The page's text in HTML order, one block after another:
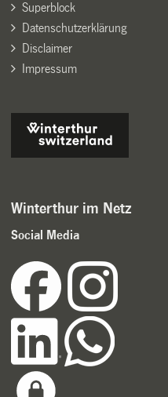
Superblock
Datenschutzerklärung
Disclaimer
Impressum
Winterthur im Netz
Social Media